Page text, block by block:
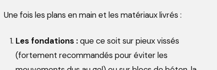
Une fois les plans en main et les matériaux livrés :
Les fondations :que ce soit sur pieux vissés
(fortement recommandés pour éviter les